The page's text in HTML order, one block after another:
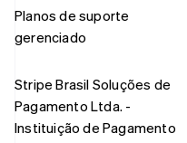
Planos de suporte
gerenciado
Stripe Brasil Soluções de
Pagamento Ltda. -
Instituição de Pagamento